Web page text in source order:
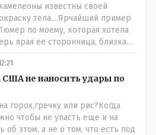
известны своей
тела....Ярчайший пример
по моему, которая хотела
ярая ее сторонница, близкая
страны тем более, которые
убежище, чтоб он бежал и
на 180 или 360 градусов,
не сдался, но ты же там сам
о тех, на кого работаешь.. Это
личного. Победим мы, они
и все это понимают..
не наносить удары по
горох,гречку или рис?Когда
чтобы не упасть еще и на
об этом, а не о том, что есть под